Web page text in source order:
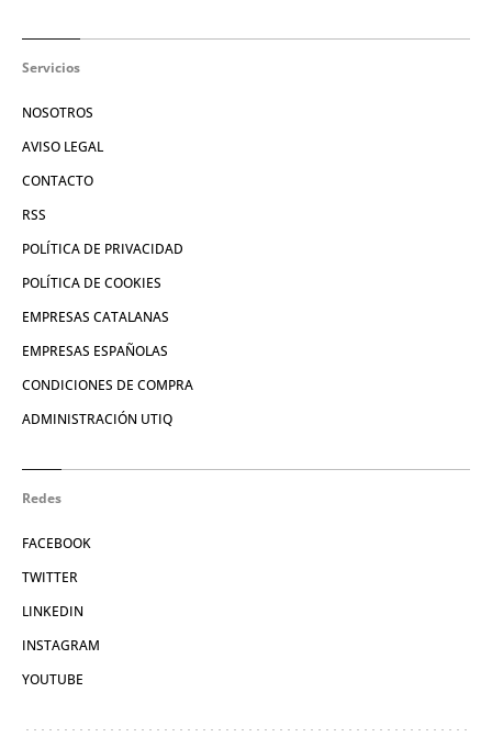
Servicios
NOSOTROS
AVISO LEGAL
CONTACTO
RSS
POLÍTICA DE PRIVACIDAD
POLÍTICA DE COOKIES
EMPRESAS CATALANAS
EMPRESAS ESPAÑOLAS
CONDICIONES DE COMPRA
ADMINISTRACIÓN UTIQ
Redes
FACEBOOK
TWITTER
LINKEDIN
INSTAGRAM
YOUTUBE